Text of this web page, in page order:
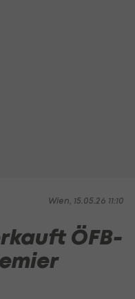
Wien, 15.05.26 11:10
ÖFB-